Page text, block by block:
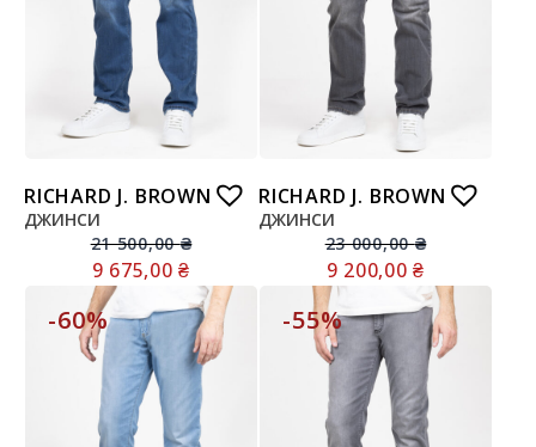
RICHARD J. BROWN
ДЖИНСИ
21 500,00₴
9 675,00₴
RICHARD J. BROWN
ДЖИНСИ
23 000,00₴
9 200,00₴
-60% -55%